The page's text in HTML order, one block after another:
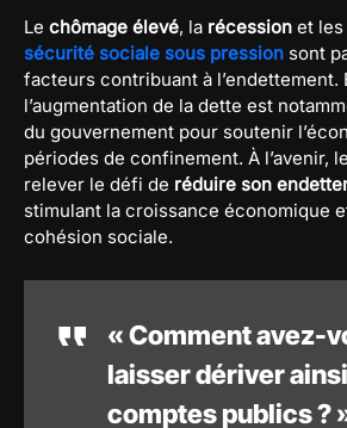
Le chômage élevé, la récession et les
sécurité sociale sous pression sont
facteurs contribuant à l’endettement.
l’augmentation de la dette est
du gouvernement pour soutenir
périodes de confinement. À l’avenir,
relever le défi de réduire son
stimulant la croissance économique
cohésion sociale.
« Comment avez-
laisser dériver
comptes publics ?